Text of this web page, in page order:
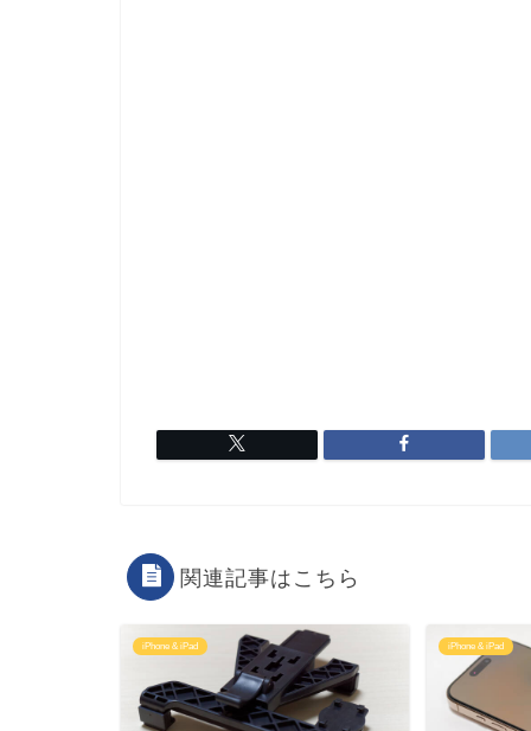
関連記事はこちら
iPhone & iPad iPhone & iPad